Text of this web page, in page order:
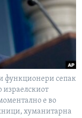
функционери сепак
израелскиот
е во
хуманитарна